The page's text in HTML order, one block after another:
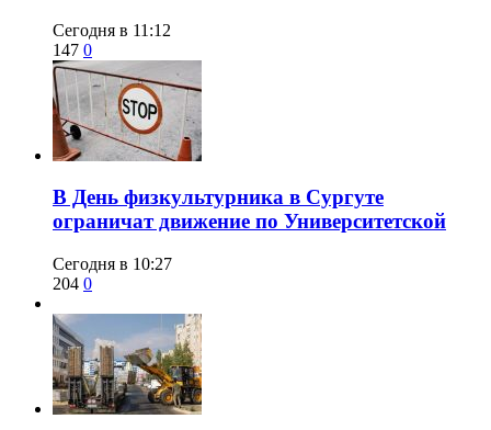
Сегодня в 11:12
147 0
​В День физкультурника в Сургуте
ограничат движение по Университетской
Сегодня в 10:27
204 0